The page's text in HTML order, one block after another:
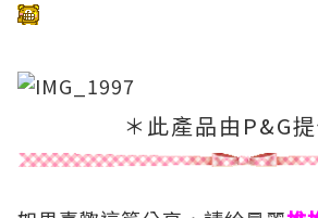
＊此產品由P&G